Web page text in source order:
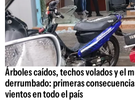
Árboles caídos, techos volados y el
derrumbado: primeras
vientos en todo el país